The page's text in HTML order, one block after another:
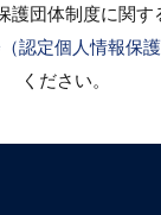
護団体制度に関す
認定個人情報保護
ください。